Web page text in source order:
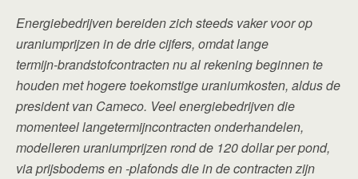
Energiebedrijven bereiden zich steeds vaker voor op
uraniumprijzen in de drie cijfers, omdat lange
termijn‑brandstofcontracten nu al rekening beginnen te
houden met hogere toekomstige uraniumkosten, aldus de
president van Cameco. Veel energiebedrijven die
momenteel langetermijncontracten onderhandelen,
modelleren uraniumprijzen rond de 120 dollar per pond,
via prijsbodems en ‑plafonds die in de contracten zijn